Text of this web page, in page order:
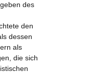
des
den
dessen
als
die sich